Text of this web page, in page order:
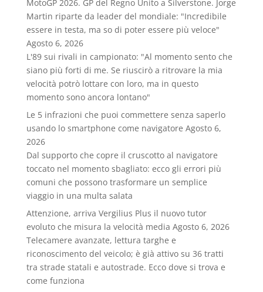
MotoGP 2026. GP del Regno Unito a Silverstone. Jorge
Martin riparte da leader del mondiale: "Incredibile
essere in testa, ma so di poter essere più veloce"
Agosto 6, 2026
L'89 sui rivali in campionato: "Al momento sento che
siano più forti di me. Se riuscirò a ritrovare la mia
velocità potrò lottare con loro, ma in questo
momento sono ancora lontano"
Le 5 infrazioni che puoi commettere senza saperlo
usando lo smartphone come navigatore Agosto 6,
2026
Dal supporto che copre il cruscotto al navigatore
toccato nel momento sbagliato: ecco gli errori più
comuni che possono trasformare un semplice
viaggio in una multa salata
Attenzione, arriva Vergilius Plus il nuovo tutor
evoluto che misura la velocità media Agosto 6, 2026
Telecamere avanzate, lettura targhe e
riconoscimento del veicolo; è già attivo su 36 tratti
tra strade statali e autostrade. Ecco dove si trova e
come funziona